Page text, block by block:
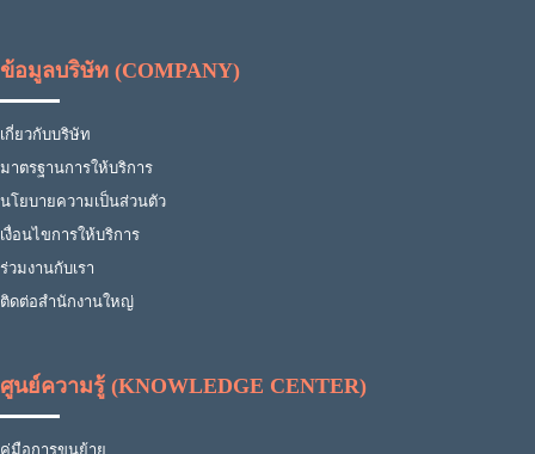
ข้อมูลบริษัท (COMPANY)
เกี่ยวกับบริษัท
มาตรฐานการให้บริการ
นโยบายความเป็นส่วนตัว
เงื่อนไขการให้บริการ
ร่วมงานกับเรา
ติดต่อสำนักงานใหญ่
ศูนย์ความรู้ (KNOWLEDGE CENTER)
คู่มือการขนย้าย